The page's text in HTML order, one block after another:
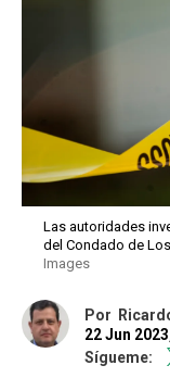
Las autoridades
del Condado de
Images
Por
22 Jun
Sígueme: